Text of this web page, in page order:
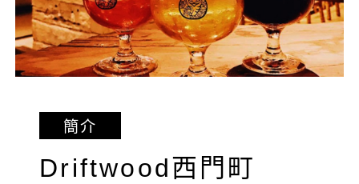
簡介
Driftwood西門町